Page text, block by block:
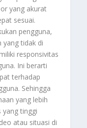
yang akurat
sesuai.
pengguna,
yang tidak di
responsivitas
Ini berarti
terhadap
Sehingga
yang lebih
yang tinggi
atau situasi di